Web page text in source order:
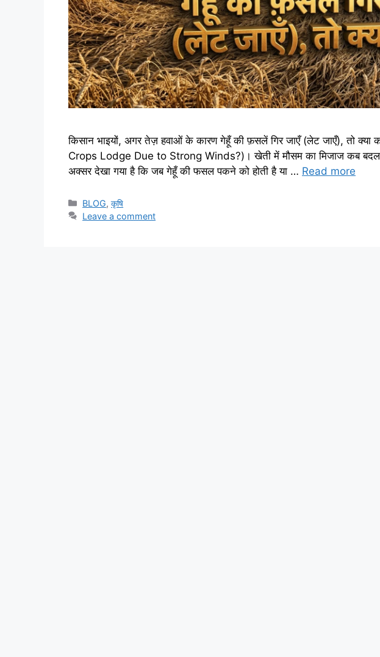
किसान भाइयों, अगर तेज़ हवाओं के कारण गेहूँ की फ़सलें गिर जाएँ (लेट जाएँ), तो
Crops Lodge Due to Strong Winds?)। खेती में मौसम का मिजाज कब बदल
अक्सर देखा गया है कि जब गेहूँ की फसल पकने को होती है या … Read more
BLOG,कृषि
Leave a comment